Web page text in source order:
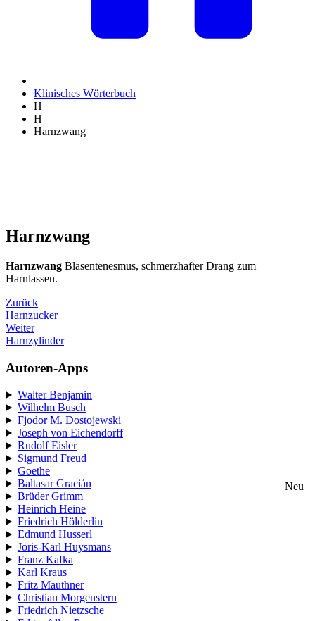
Klinisches Wörterbuch
H
H
Harnzwang
Harnzwang
Harnzwang Blasentenesmus, schmerzhafter Drang zum
Harnlassen.
Zurück
Harnzucker
Weiter
Harnzylinder
Autoren-Apps
Walter Benjamin
Wilhelm Busch
Fjodor M. Dostojewski
Joseph von Eichendorff
Rudolf Eisler
Sigmund Freud
Goethe
Baltasar Gracián
Neu
Brüder Grimm
Heinrich Heine
Friedrich Hölderlin
Edmund Husserl
Joris-Karl Huysmans
Franz Kafka
Karl Kraus
Fritz Mauthner
Christian Morgenstern
Friedrich Nietzsche